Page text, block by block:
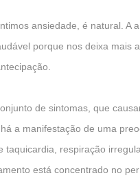
ansiedade, é natural. A
porque nos deixa mais
de sintomas, que
a manifestação de uma
taquicardia, respiração
está concentrado no